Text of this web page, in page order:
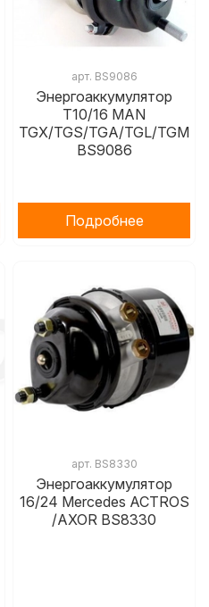
арт. BS9086
Энергоаккумулятор
T10/16 MAN
TGX/TGS/TGA/TGL/TGM
BS9086
Подробнее
арт. BS8330
Энергоаккумулятор
16/24 Mercedes ACTROS
/AXOR BS8330